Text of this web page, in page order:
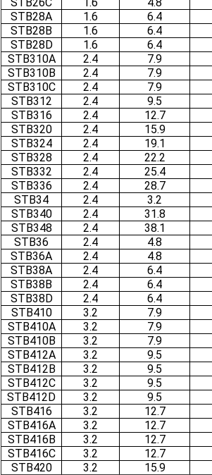
STB28A
1.6 6.4
STB28B
1.6 6.4
STB28D
1.6 6.4
STB310A
2.4 7.9
STB310B
2.4 7.9
STB310C
2.4 7.9
STB312
2.4 9.5
STB316
2.4 12.7
STB320
2.4 15.9
STB324
2.4 19.1
STB328
2.4 22.2
STB332
2.4 25.4
STB336
2.4 28.7
STB34
2.4 3.2
STB340
2.4 31.8
STB348
2.4 38.1
STB36
2.4 4.8
STB36A
2.4 4.8
STB38A
2.4 6.4
STB38B
2.4 6.4
STB38D
2.4 6.4
STB410
3.2 7.9
STB410A
3.2 7.9
STB410B
3.2 7.9
STB412A
3.2 9.5
STB412B
3.2 9.5
STB412C
3.2 9.5
STB412D
3.2 9.5
STB416
3.2 12.7
STB416A
3.2 12.7
STB416B
3.2 12.7
STB416C
3.2 12.7
STB420
3.2 15.9